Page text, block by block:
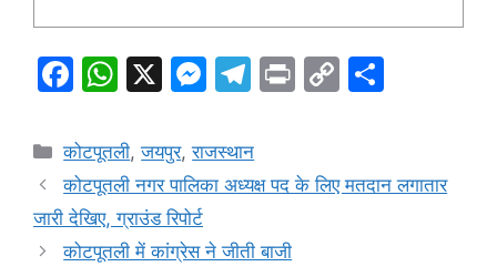
F
c
e
b
o
W
at
s
A
p
X
M
s
s
n
T
e
gr
m
Pr C
y e
Categories
कोटपूतली,जयपुर,राजस्थान
कोटपूतली नगर पालिका अध्यक्ष पद के लिए मतदान लगातार
जारी देखिए, ग्राउंड रिपोर्ट
कोटपूतली में कांग्रेस ने जीती बाजी